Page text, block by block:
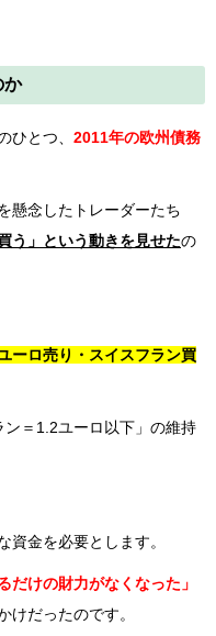
か
ひとつ、 2011年の欧州債務
懸念したトレーダーたち
う」という動きを見せたの
ユーロ売り・スイスフラン買
＝1.2ユーロ以下」の維持
資金を必要とします。
だけの財力がなくなった」
けだったのです。